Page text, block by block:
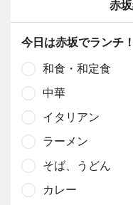
赤
今日は赤坂でランチ
和食・和定食
中華
イタリアン
ラーメン
そば、うどん
カレー